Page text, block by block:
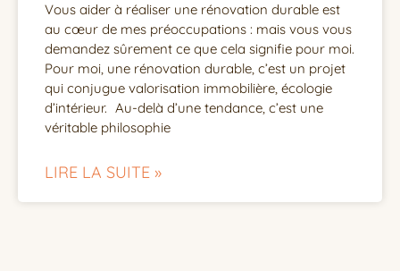
Vous aider à réaliser une rénovation durable est
au cœur de mes préoccupations : mais vous vous
demandez sûrement ce que cela signifie pour moi.
Pour moi, une rénovation durable, c’est un projet
qui conjugue valorisation immobilière, écologie
d’intérieur. Au-delà d’une tendance, c’est une
véritable philosophie
LIRE LA SUITE »